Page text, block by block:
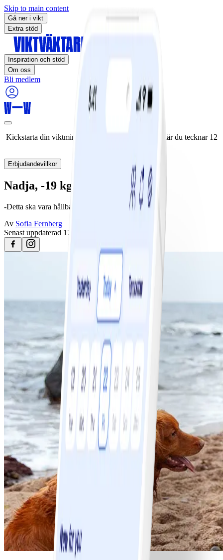
Skip to main content
Gå ner i vikt
Extra stöd
Inspiration och stöd
Om oss
Bli medlem
Kickstarta din viktminskningsresa nu! Spara 50% när du tecknar 12
Erbjudandevillkor
Nadja, -19 kg
-Detta ska vara hållbart resten av livet!
Av Sofia Fernberg
Senast uppdaterad 17 februari 2024